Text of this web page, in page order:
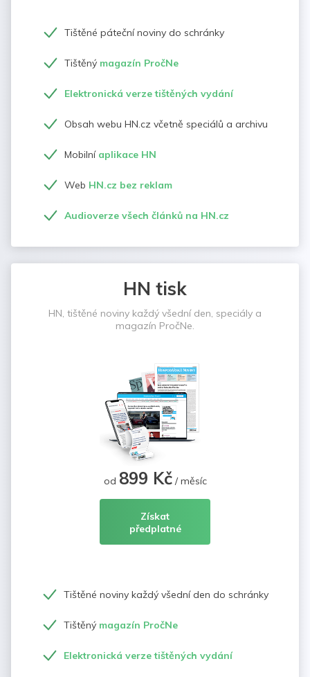
Tištěné páteční noviny do schránky
Tištěný magazín PročNe
Elektronická verze tištěných vydání
Obsah webu HN.cz včetně speciálů a archivu
Mobilní aplikace HN
Web HN.cz bez reklam
Audioverze všech článků na HN.cz
HN tisk
HN, tištěné noviny každý všední den, speciály a
magazín PročNe.
od 899 Kč/ měsíc
Získat
předplatné
Tištěné noviny každý všední den do schránky
Tištěný magazín PročNe
Elektronická verze tištěných vydání